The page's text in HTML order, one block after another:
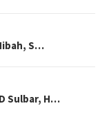
S…
Sulbar, H…